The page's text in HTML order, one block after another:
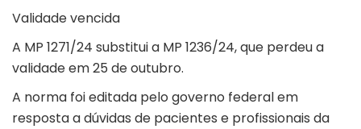
Validade vencida
A MP 1271/24 substitui a MP 1236/24, que perdeu a
validade em 25 de outubro.
A norma foi editada pelo governo federal em
resposta a dúvidas de pacientes e profissionais da